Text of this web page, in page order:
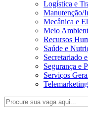
Logística e
Manutenção/
Mecânica e
Meio
Recursos
Saúde e
Secretariado
Segurança e
Serviços